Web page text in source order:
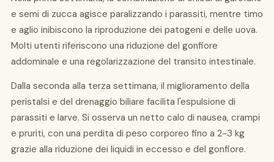
e semi di zucca agisce paralizzando i parassiti, mentre timo
e aglio inibiscono la riproduzione dei patogeni e delle uova.
Molti utenti riferiscono una riduzione del gonfiore
addominale e una regolarizzazione del transito intestinale.
Dalla seconda alla terza settimana, il miglioramento della
peristalsi e del drenaggio biliare facilita l'espulsione di
parassiti e larve. Si osserva un netto calo di nausea, crampi
e pruriti, con una perdita di peso corporeo fino a 2-3 kg
grazie alla riduzione dei liquidi in eccesso e del gonfiore.